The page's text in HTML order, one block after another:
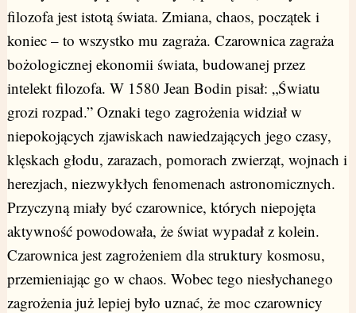
filozofa jest istotą świata. Zmiana, chaos, początek i
koniec – to wszystko mu zagraża. Czarownica zagraża
bożologicznej ekonomii świata, budowanej przez
intelekt filozofa. W 1580 Jean Bodin pisał: „Światu
grozi rozpad.” Oznaki tego zagrożenia widział w
niepokojących zjawiskach nawiedzających jego czasy,
klęskach głodu, zarazach, pomorach zwierząt, wojnach i
herezjach, niezwykłych fenomenach astronomicznych.
Przyczyną miały być czarownice, których niepojęta
aktywność powodowała, że świat wypadał z kolein.
Czarownica jest zagrożeniem dla struktury kosmosu,
przemieniając go w chaos. Wobec tego niesłychanego
zagrożenia już lepiej było uznać, że moc czarownicy